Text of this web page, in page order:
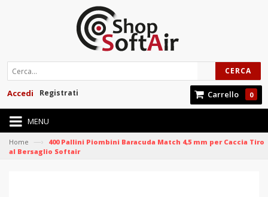
CERCA
Carrello 0
Registrati
Accedi
MENU
Home —›
400 Pallini Piombini Baracuda Match 4,5 mm per Caccia Tiro
al Bersaglio Softair